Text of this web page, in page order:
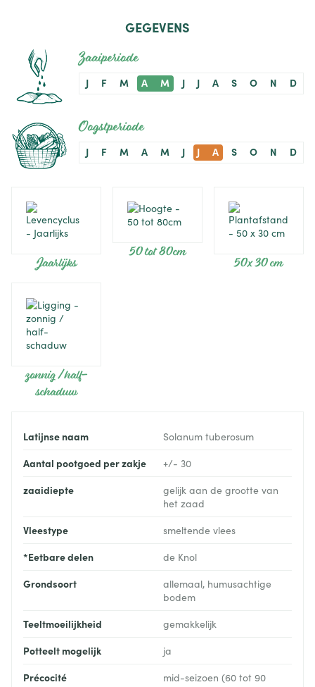
GEGEVENS
Zaaiperiode
J F M A M J J A S O N D
Oogstperiode
J F M A M J J A S O N D
Jaarlijks
50 tot 80cm
50 x 30 cm
zonnig / half-
schaduw
Latijnse naam Solanum tuberosum
Aantal pootgoed per zakje +/- 30
zaaidiepte
gelijk aan de grootte van
het zaad
Vleestype smeltende vlees
*Eetbare delen de Knol
Grondsoort
allemaal, humusachtige
bodem
Teeltmoeilijkheid gemakkelijk
Potteelt mogelijk ja
Précocité
mid-seizoen (60 tot 90